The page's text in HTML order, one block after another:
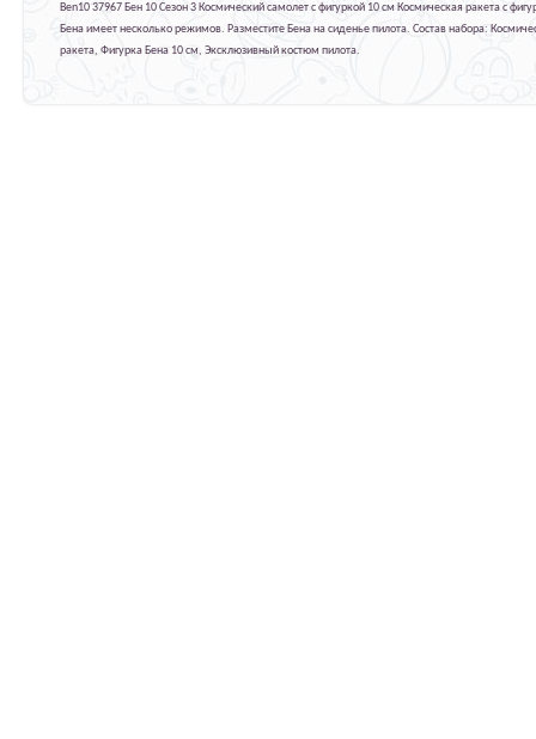
Ben10 37967 Бен 10 Сезон 3 Космический самолет с фигуркой 10 см Космическая ракета с
Бена имеет несколько режимов. Разместите Бена на сиденье пилота. Состав набора:
ракета, Фигурка Бена 10 см, Эксклюзивный костюм пилота.